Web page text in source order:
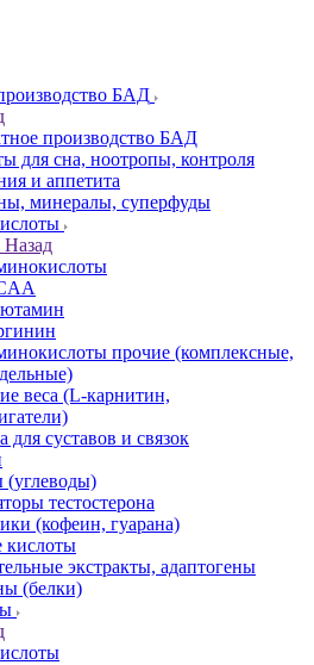
БАД
производство БАД
для сна, ноотропы, контроля
и аппетита
минералы, суперфуды
Назад
прочие (комплексные,
веса (L-карнитин,
для суставов и связок
(углеводы)
тестостерона
(кофеин, гуарана)
экстракты, адаптогены
(белки)